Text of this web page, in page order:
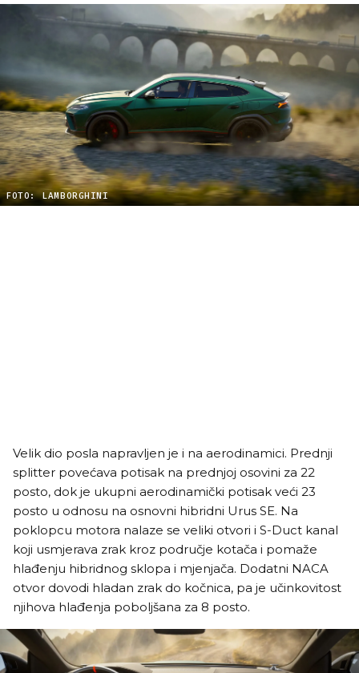
FOTO: LAMBORGHINI
Velik dio posla napravljen je i na aerodinamici. Prednji
splitter povećava potisak na prednjoj osovini za 22
posto, dok je ukupni aerodinamički potisak veći 23
posto u odnosu na osnovni hibridni Urus SE. Na
poklopcu motora nalaze se veliki otvori i S-Duct kanal
koji usmjerava zrak kroz područje kotača i pomaže
hlađenju hibridnog sklopa i mjenjača. Dodatni NACA
otvor dovodi hladan zrak do kočnica, pa je učinkovitost
njihova hlađenja poboljšana za 8 posto.